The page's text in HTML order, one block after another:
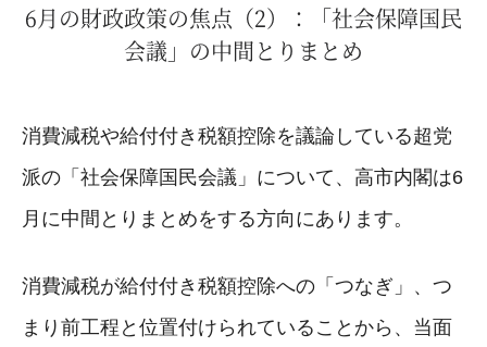
6月の財政政策の焦点（2）：「社会保障国民
会議」の中間とりまとめ
消費減税や給付付き税額控除を議論している超党
派の「社会保障国民会議」について、高市内閣は6
月に中間とりまとめをする方向にあります。
消費減税が給付付き税額控除への「つなぎ」、つ
まり前工程と位置付けられていることから、当面